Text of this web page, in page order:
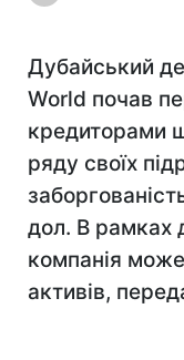
Дубайський
World почав
кредиторами
ряду своїх
дол. В рамках
компанія
активів,